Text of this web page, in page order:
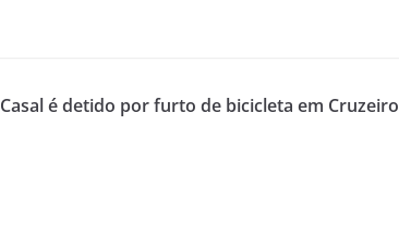
Casal é detido por furto de bicicleta em Cruzeiro